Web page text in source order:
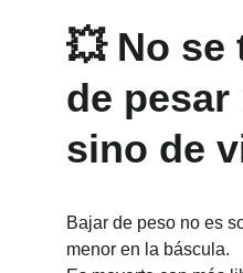
💥 No se
de
sino de
Bajar de peso no es
menor en la báscula.